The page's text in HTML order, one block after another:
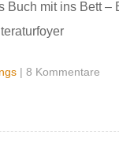
Buch mit ins Bett –
| 8 Kommentare